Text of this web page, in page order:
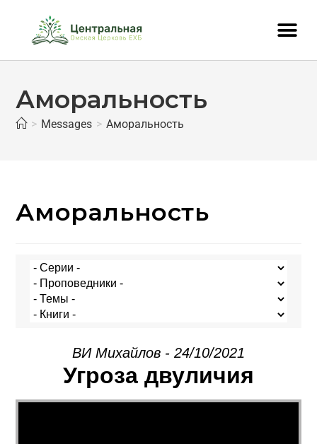
Аморальность
> Messages > Аморальность
Аморальность
ВИ Михайлов - 24/10/2021
Угроза двуличия
Видеоплеер